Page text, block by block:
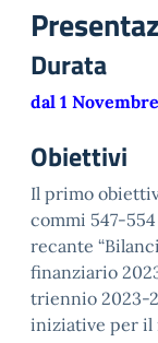
Durata
dal 1
Obiettivi
Il primo
commi 547-
recante
finanziario
triennio 2023-
iniziative per il